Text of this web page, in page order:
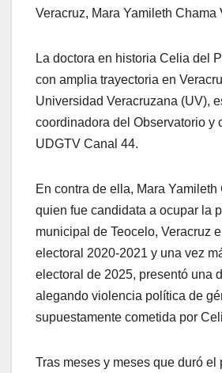
Veracruz, Mara Yamileth Chama
La doctora en historia Celia del
con amplia trayectoria en
Universidad Veracruzana (UV),
coordinadora del Observatorio y
UDGTV Canal 44.
En contra de ella, Mara Yamileth
quien fue candidata a ocupar la
municipal de Teocelo, Veracruz
electoral 2020-2021 y una vez
electoral de 2025, presentó una
alegando violencia política de
supuestamente cometida por
Tras meses y meses que duró el